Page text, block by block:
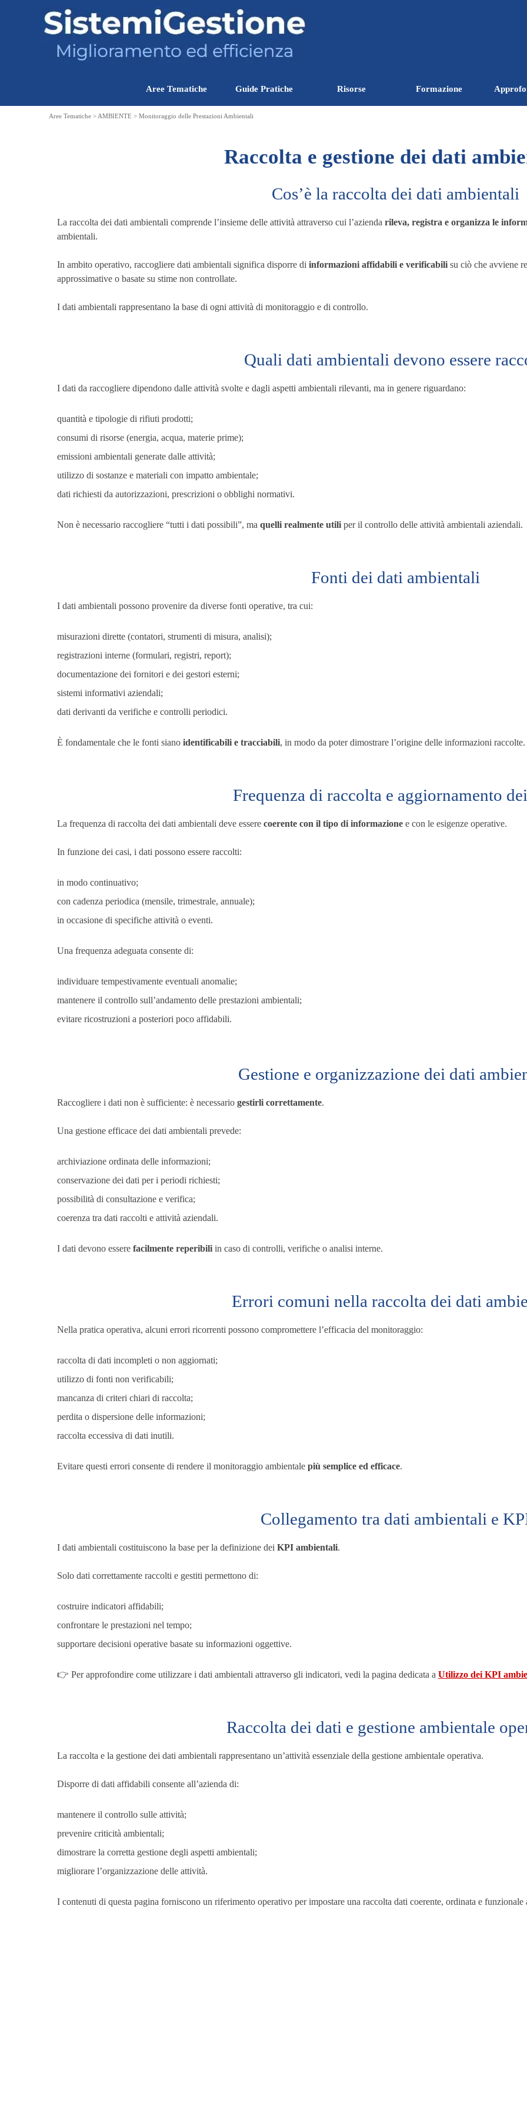
Aree Tematiche ▼
Guide Pratiche ▼
Risorse ▼
Formazione
Aree Tematiche > AMBIENTE > Monitoraggio delle Prestazioni Ambientali
Raccolta e gestione dei dati
Cos’è la raccolta dei dati ambientali
La raccolta dei dati ambientali comprende l’insieme delle attività attraverso cui l’aziendarileva, registra e organizza le
ambientali.
In ambito operativo, raccogliere dati ambientali significa disporre diinformazioni affidabili e verificabili su ciò che avviene
approssimative o basate su stime non controllate.
I dati ambientali rappresentano la base di ogni attività di monitoraggio e di controllo.
Quali dati ambientali devono essere
I dati da raccogliere dipendono dalle attività svolte e dagli aspetti ambientali rilevanti, ma in genere riguardano:
quantità e tipologie di rifiuti prodotti;
consumi di risorse (energia, acqua, materie prime);
emissioni ambientali generate dalle attività;
utilizzo di sostanze e materiali con impatto ambientale;
dati richiesti da autorizzazioni, prescrizioni o obblighi normativi.
Non è necessario raccogliere “tutti i dati possibili”, maquelli realmente utili per il controllo delle attività ambientali aziendali.
Fonti dei dati ambientali
I dati ambientali possono provenire da diverse fonti operative, tra cui:
misurazioni dirette (contatori, strumenti di misura, analisi);
registrazioni interne (formulari, registri, report);
documentazione dei fornitori e dei gestori esterni;
sistemi informativi aziendali;
dati derivanti da verifiche e controlli periodici.
È fondamentale che le fonti sianoidentificabili e tracciabili, in modo da poter dimostrare l’origine delle informazioni raccolte.
Frequenza di raccolta e aggiornamento
La frequenza di raccolta dei dati ambientali deve esserecoerente con il tipo di informazione e con le esigenze operative.
In funzione dei casi, i dati possono essere raccolti:
in modo continuativo;
con cadenza periodica (mensile, trimestrale, annuale);
in occasione di specifiche attività o eventi.
Una frequenza adeguata consente di:
individuare tempestivamente eventuali anomalie;
mantenere il controllo sull’andamento delle prestazioni ambientali;
evitare ricostruzioni a posteriori poco affidabili.
Gestione e organizzazione dei dati
Raccogliere i dati non è sufficiente: è necessariogestirli correttamente.
Una gestione efficace dei dati ambientali prevede:
archiviazione ordinata delle informazioni;
conservazione dei dati per i periodi richiesti;
possibilità di consultazione e verifica;
coerenza tra dati raccolti e attività aziendali.
I dati devono esserefacilmente reperibili in caso di controlli, verifiche o analisi interne.
Errori comuni nella raccolta dei dati
Nella pratica operativa, alcuni errori ricorrenti possono compromettere l’efficacia del monitoraggio:
raccolta di dati incompleti o non aggiornati;
utilizzo di fonti non verificabili;
mancanza di criteri chiari di raccolta;
perdita o dispersione delle informazioni;
raccolta eccessiva di dati inutili.
Evitare questi errori consente di rendere il monitoraggio ambientalepiù semplice ed efficace.
Collegamento tra dati ambientali e
I dati ambientali costituiscono la base per la definizione deiKPI ambientali.
Solo dati correttamente raccolti e gestiti permettono di:
costruire indicatori affidabili;
confrontare le prestazioni nel tempo;
supportare decisioni operative basate su informazioni oggettive.
👉 Per approfondire come utilizzare i dati ambientali attraverso gli indicatori, vedi la pagina dedicata aUtilizzo dei KPI
Raccolta dei dati e gestione ambientale
La raccolta e la gestione dei dati ambientali rappresentano un’attività essenziale della gestione ambientale operativa.
Disporre di dati affidabili consente all’azienda di:
mantenere il controllo sulle attività;
prevenire criticità ambientali;
dimostrare la corretta gestione degli aspetti ambientali;
migliorare l’organizzazione delle attività.
I contenuti di questa pagina forniscono un riferimento operativo per impostare una raccolta dati coerente, ordinata e funzionale